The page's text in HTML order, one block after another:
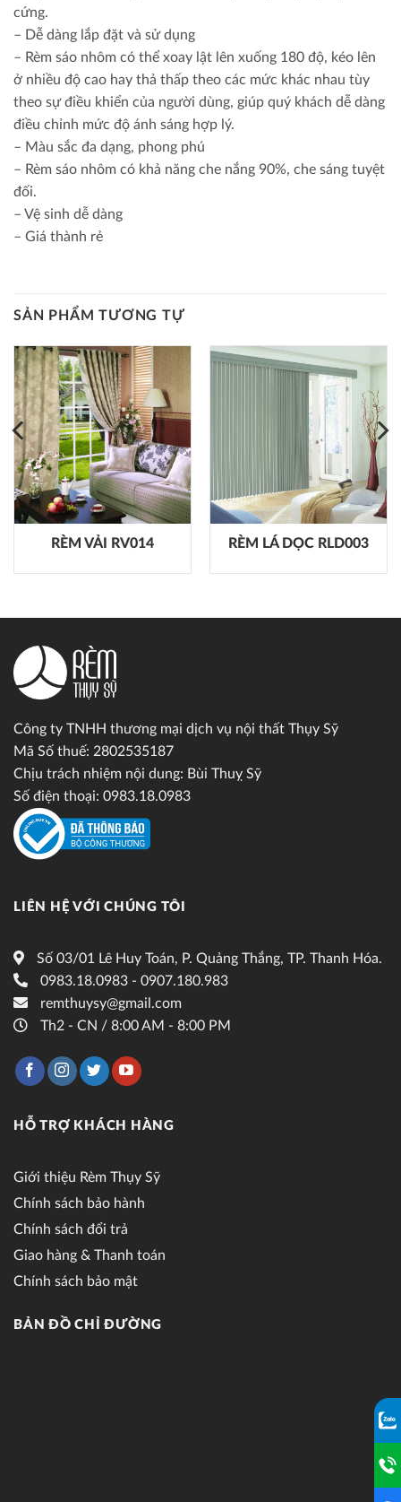
cứng.
– Dễ dàng lắp đặt và sử dụng
– Rèm sáo nhôm có thể xoay lật lên xuống 180 độ, kéo lên
ở nhiều độ cao hay thả thấp theo các mức khác nhau tùy
theo sự điều khiển của người dùng, giúp quý khách dễ dàng
điều chỉnh mức độ ánh sáng hợp lý.
– Màu sắc đa dạng, phong phú
– Rèm sáo nhôm có khả năng che nắng 90%, che sáng tuyệt
đối.
– Vệ sinh dễ dàng
– Giá thành rẻ
SẢN PHẨM TƯƠNG TỰ
RÈM VẢI RV014 RÈM LÁ DỌC RLD003
Công ty TNHH thương mại dịch vụ nội thất Thụy Sỹ
Mã Số thuế: 2802535187
Chịu trách nhiệm nội dung: Bùi Thuỵ Sỹ
Số điện thoại: 0983.18.0983
LIÊN HỆ VỚI CHÚNG TÔI
Số 03/01 Lê Huy Toán, P. Quảng Thắng, TP. Thanh Hóa.
0983.18.0983 - 0907.180.983
remthuysy@gmail.com
Th2 - CN / 8:00 AM - 8:00 PM
HỖ TRỢ KHÁCH HÀNG
Giới thiệu Rèm Thụy Sỹ
Chính sách bảo hành
Chính sách đổi trả
Giao hàng & Thanh toán
Chính sách bảo mật
BẢN ĐỒ CHỈ ĐƯỜNG